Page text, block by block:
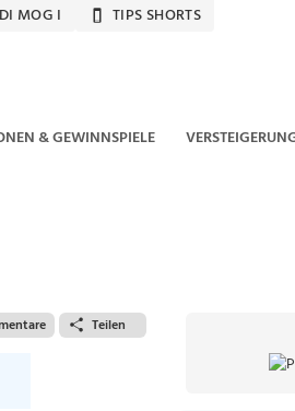
DI MOG I TIPS SHORTS
& GEWINNSPIELE
Teilen